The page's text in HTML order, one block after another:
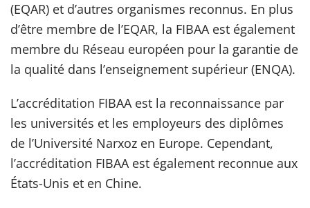
(EQAR) et d’autres organismes reconnus. En plus
d’être membre de l’EQAR, la FIBAA est également
membre du Réseau européen pour la garantie de
la qualité dans l’enseignement supérieur (ENQA).
L’accréditation FIBAA est la reconnaissance par
les universités et les employeurs des diplômes
de l’Université Narxoz en Europe. Cependant,
l’accréditation FIBAA est également reconnue aux
États-Unis et en Chine.